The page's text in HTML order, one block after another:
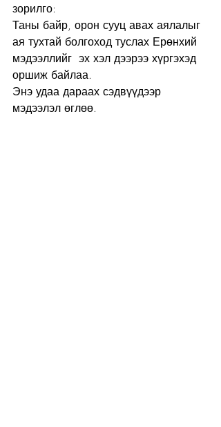
зорилго:
Таны байр, орон сууц авах аялалыг
ая тухтай болгоход туслах Ерөнхий
мэдээллийг  эх хэл дээрээ хүргэхэд
оршиж байлаа.
Энэ удаа дараах сэдвүүдээр
мэдээлэл өглөө.